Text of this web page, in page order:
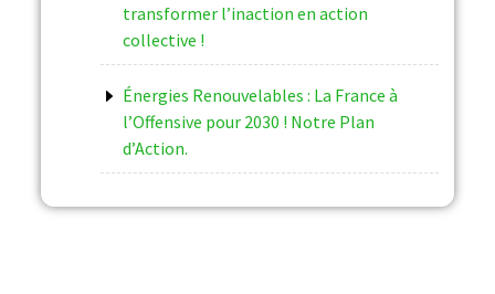
transformer l’inaction en action
collective !
Énergies Renouvelables : La France à
l’Offensive pour 2030 ! Notre Plan
d’Action.